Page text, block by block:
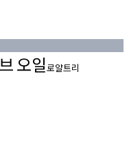
오일로얄트리